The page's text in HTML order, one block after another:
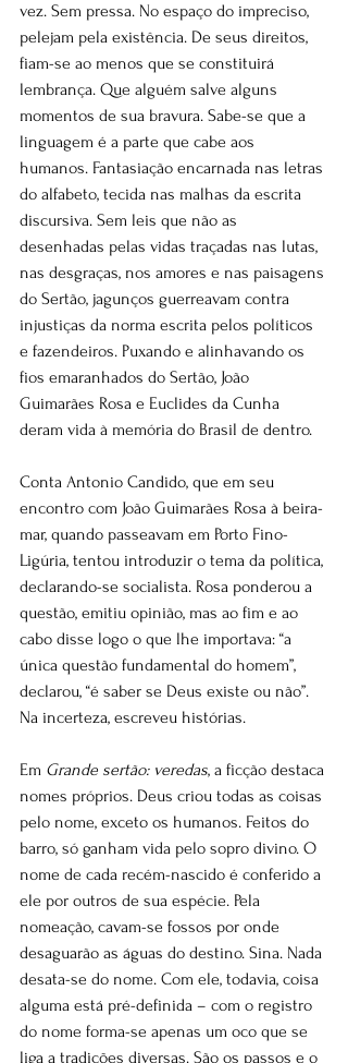
vez. Sem pressa. No espaço do impreciso,
pelejam pela existência. De seus direitos,
fiam-se ao menos que se constituirá
lembrança. Que alguém salve alguns
momentos de sua bravura. Sabe-se que a
linguagem é a parte que cabe aos
humanos. Fantasiação encarnada nas letras
do alfabeto, tecida nas malhas da escrita
discursiva. Sem leis que não as
desenhadas pelas vidas traçadas nas lutas,
nas desgraças, nos amores e nas paisagens
do Sertão, jagunços guerreavam contra
injustiças da norma escrita pelos políticos
e fazendeiros. Puxando e alinhavando os
fios emaranhados do Sertão, João
Guimarães Rosa e Euclides da Cunha
deram vida à memória do Brasil de dentro.
Conta Antonio Candido, que em seu
encontro com João Guimarães Rosa à beira-
mar, quando passeavam em Porto Fino-
Ligúria, tentou introduzir o tema da política,
declarando-se socialista. Rosa ponderou a
questão, emitiu opinião, mas ao fim e ao
cabo disse logo o que lhe importava: “a
única questão fundamental do homem”,
declarou, “é saber se Deus existe ou não”.
Na incerteza, escreveu histórias.
Em Grande sertão: veredas, a ficção destaca
nomes próprios. Deus criou todas as coisas
pelo nome, exceto os humanos. Feitos do
barro, só ganham vida pelo sopro divino. O
nome de cada recém-nascido é conferido a
ele por outros de sua espécie. Pela
nomeação, cavam-se fossos por onde
desaguarão as águas do destino. Sina. Nada
desata-se do nome. Com ele, todavia, coisa
alguma está pré-definida – com o registro
do nome forma-se apenas um oco que se
liga a tradições diversas. São os passos e o